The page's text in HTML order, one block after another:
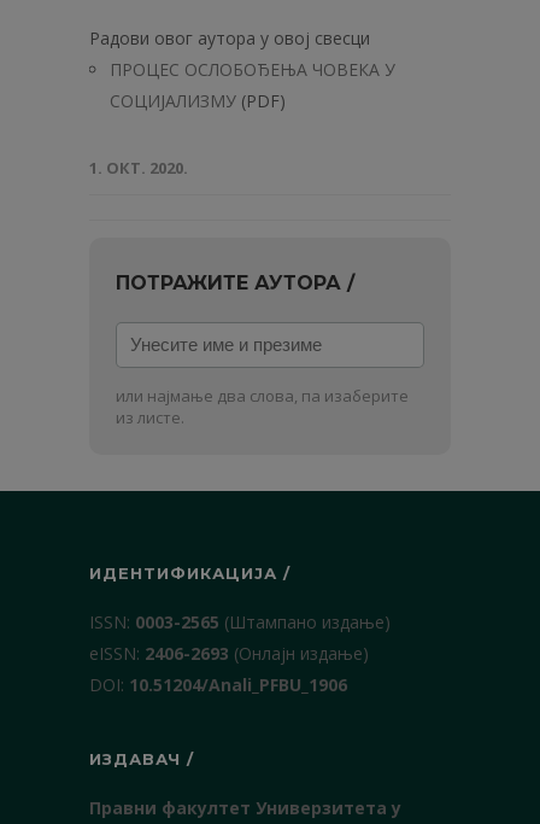
Радови овог аутора у овој свесци
ПРОЦЕС ОСЛОБОЂЕЊА ЧОВЕКА У
СОЦИЈАЛИЗМУ (PDF)
1. ОКТ. 2020.
ПОТРАЖИТЕ АУТОРА /
Унесите
име
и
презиме
или најмање два слова, па изаберите
из листе.
ИДЕНТИФИКАЦИЈА /
ISSN: 0003-2565 (Штампано издање)
еISSN: 2406-2693 (Онлајн издање)
DOI: 10.51204/Anali_PFBU_1906
ИЗДАВАЧ /
Правни факултет Универзитета у